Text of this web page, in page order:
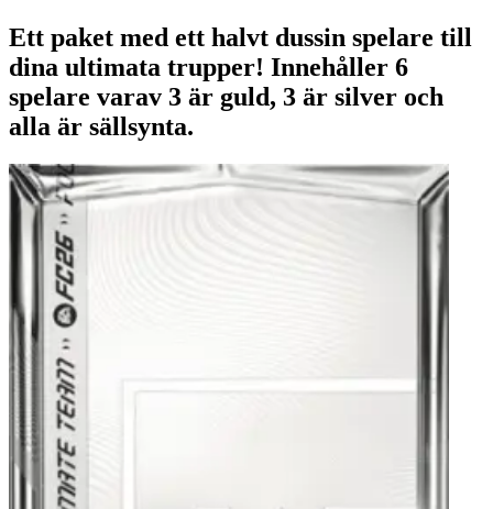
Ett paket med ett halvt dussin spelare till
dina ultimata trupper! Innehåller 6
spelare varav 3 är guld, 3 är silver och
alla är sällsynta.